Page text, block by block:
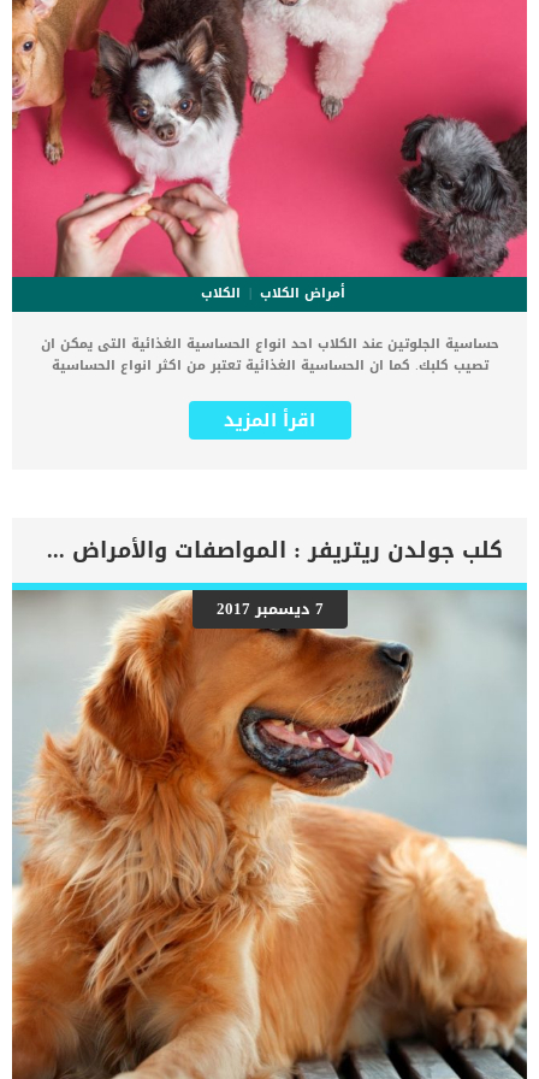
أمراض الكلاب
الكلاب
حساسية الجلوتين عند الكلاب احد انواع الحساسية الغذائية التى يمكن ان
تصيب كلبك. كما ان الحساسية الغذائية تعتبر من اكثر انواع الحساسية
الجلوتين هو مركب طبيعى موجود فى الكثير من الحبوب مثل القمح
والشعير والشوفان ويدخل ايضا فى تركيب الكثير من مستحضرات التجميل
جدا حدوثها ولكنها موجودة ولها اعراض واسباب وطرق علاج. كما ان
حساسية الجلوتين تسبب الحكة والنقص الغذائي وفقدان الوزن. اقرأ
ايضا:معلومات عن حساسية الاعشاب عند الكلاب علاج حساسية الجلوتين
سهل ويمكن ان يتم شفاءه فى المنزل ويستعيد الكلب صحته بالكامل. اقرا
ايضا: اصابة الكلاب بحساسية المنظفات.. اعراضها وعلاجها اعراض حساسية
الجلوتين لدى كلبك فى حين ان معظم الكلاب يمكنها تناول الجلوتين
بشكل جيد بدون ظهور اى اعراض الا ان هناك البعض تظهر عليه أعراض
حساسية الجلوتين مثل : امراض الجلدالاسهالالتهاب الامعاءاللعق المفرط
للقدمينالتهابات الاذنالخمول هناك نوعان من الجلوتين طبيعي معدل
وراثيا, ويعتبر المعدل وراثيا مسبب للحساسية واصابات اخرى اكثر من
الطبيعى. […]
اقرأ المزيد
كلب جولدن ريتريفر : المواصفات والأمراض والسلوك وطرق التغذية
7 ديسمبر 2017